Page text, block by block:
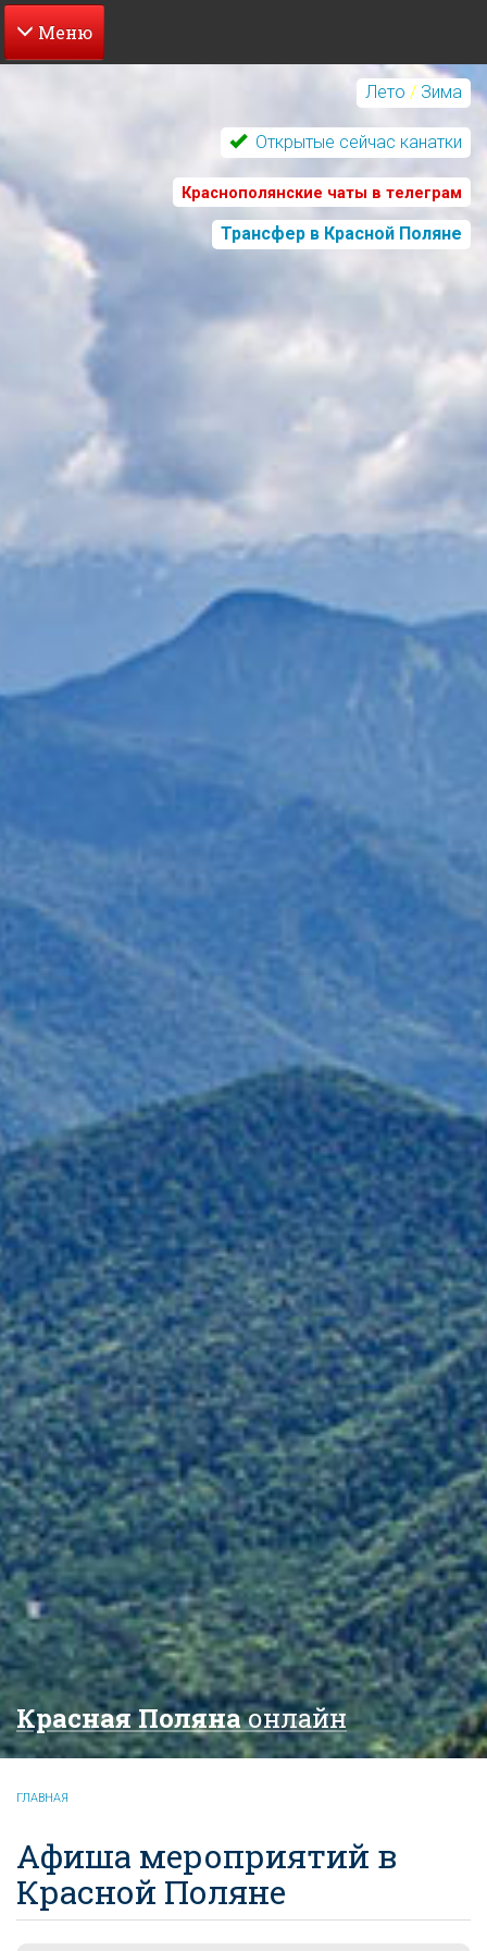
Перейти
содержанию
Лето / Зима
Открытые сейчас канатки
Краснополянские чаты в телеграм
Трансфер в Красной Поляне
Красная Полянаонлайн
ГЛАВНАЯ
Афиша мероприятий в
Красной Поляне